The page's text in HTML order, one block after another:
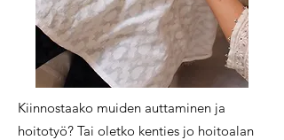
Kiinnostaako muiden auttaminen ja
hoitotyö? Tai oletko kenties jo hoitoalan